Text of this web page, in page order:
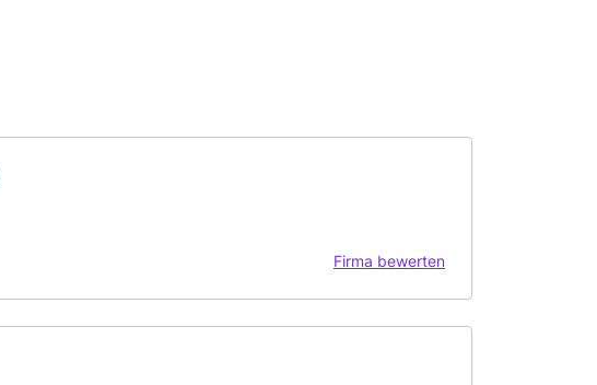
Firma bewerten